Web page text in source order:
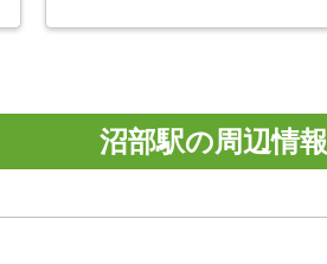
沼部駅の周辺情報